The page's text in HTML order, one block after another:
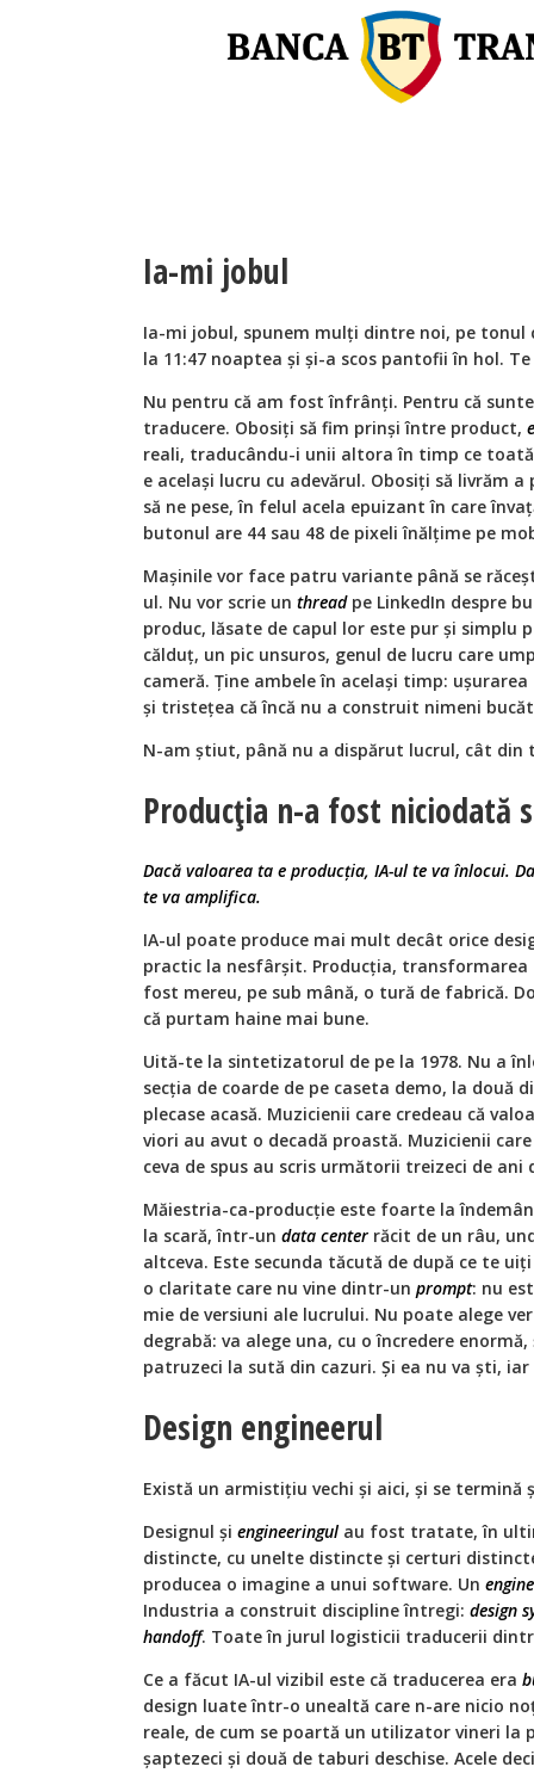
Ia-mi jobul
Ia-mi jobul, spunem mulți dintre noi, pe tonul
la 11:47 noaptea și și-a scos pantofii în hol.
Nu pentru că am fost înfrânți. Pentru că
traducere. Obosiți să fim prinși între product,
reali, traducându-i unii altora în timp ce toată
e același lucru cu adevărul. Obosiți să livrăm
să ne pese, în felul acela epuizant în care
butonul are 44 sau 48 de pixeli înălțime pe
Mașinile vor face patru variante până se
ul. Nu vor scrie un threadpe LinkedIn despre
produc, lăsate de capul lor este pur și simplu
călduț, un pic unsuros, genul de lucru care
cameră. Ține ambele în același timp:
și tristețea că încă nu a construit nimeni
N-am știut, până nu a dispărut lucrul, cât din
Producția n-a fost niciodată
Dacă valoarea ta e producția, IA-ul te va înlocui.
te va amplifica.
IA-ul poate produce mai mult decât orice
practic la nesfârșit. Producția,
fost mereu, pe sub mână, o tură de fabrică.
că purtam haine mai bune.
Uită-te la sintetizatorul de pe la 1978. Nu a
secția de coarde de pe caseta demo, la două
plecase acasă. Muzicienii care credeau că
viori au avut o decadă proastă. Muzicienii
ceva de spus au scris următorii treizeci de ani
Măiestria-ca-producție este foarte la
la scară, într-un data center răcit de un râu,
altceva. Este secunda tăcută de după ce te
o claritate care nu vine dintr-un prompt: nu
mie de versiuni ale lucrului. Nu poate alege
degrabă: va alege una, cu o încredere
patruzeci la sută din cazuri. Și ea nu va ști,
Design engineerul
Există un armistițiu vechi și aici, și se termină
Designul și engineeringul au fost tratate, în
distincte, cu unelte distincte și certuri
producea o imagine a unui software. Un
Industria a construit discipline întregi: design
handoff. Toate în jurul logisticii traducerii
Ce a făcut IA-ul vizibil este că traducerea era
design luate într-o unealtă care n-are nicio
reale, de cum se poartă un utilizator vineri la
șaptezeci și două de taburi deschise. Acele